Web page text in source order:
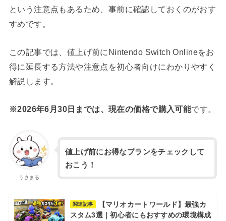
という注意点もあるため、事前に確認しておくのがおす
すめです。
この記事では、値上げ前にNintendo Switch Onlineをお
得に延長する方法や注意点を初心者向けにわかりやすく
解説します。
※2026年6月30日までは、現在の価格で購入可能です。
うさまる
値上げ前にお得なプランをチェックして
おこう！
関連記事
【マリオカートワールド】最強カ
スタム3選｜初心者にもおすすめの環境構成